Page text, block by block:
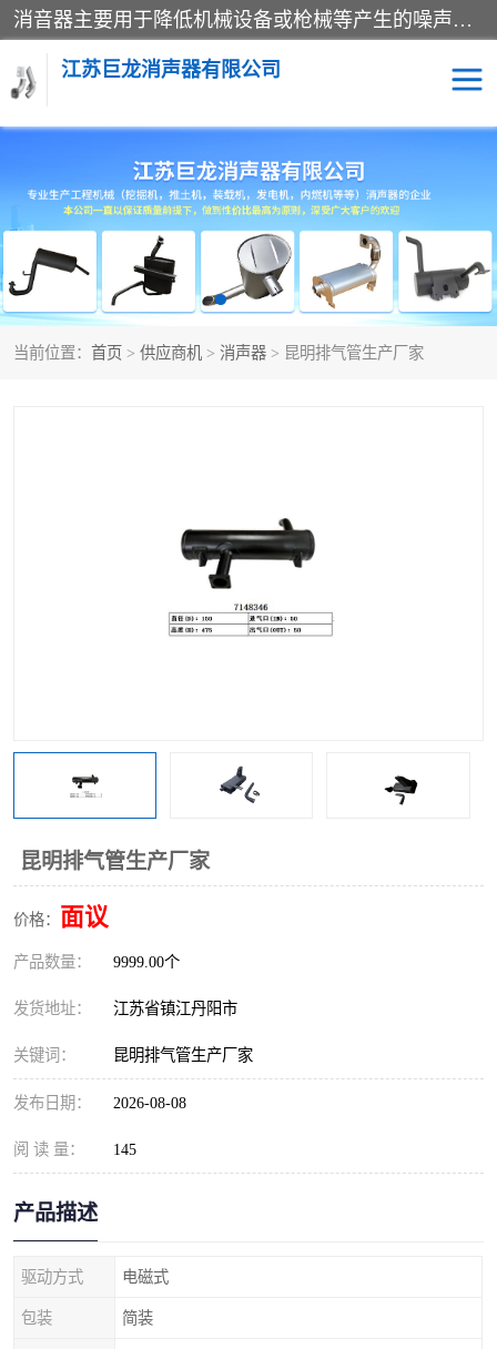
消音器主要用于降低机械设备或枪械等产生的噪声。它通过阻尼或增加排气面积来降低排气速度和功率，从而降低噪声。常见的消音器类型包括阻性消声器、抗性消声器、共振消声器以及阻抗复合式消声器等。这些消音器各有特点，适用于不同频率的噪声消除。
江苏巨龙消声器有限公司
当前位置： 首页 > 供应商机 > 消声器 > 昆明排气管生产厂家
昆明排气管生产厂家
价格： 面议
产品数量： 9999.00个
发货地址： 江苏省镇江丹阳市
关键词： 昆明排气管生产厂家
发布日期： 2026-08-08
阅 读 量： 145
产品描述
驱动方式 电磁式
包装 简装
消声器